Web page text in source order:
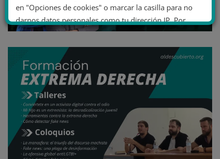
en "Opciones de cookies" o marcar la casilla para no
darnos datos personales como tu dirección IP. Por
último, puedes leer nuestra Política de cookies.
No dar mi información personal
Opciones de cookies Aceptar cookies
Rechazar cookies Política de cookies